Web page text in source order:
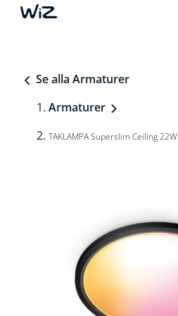
Se alla Armaturer
Armaturer
TAKLAMPA Superslim Ceiling 22W